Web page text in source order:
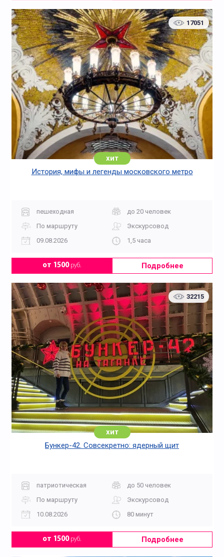
17051
хит
История, мифы и легенды московского метро
пешеходная
до 20 человек
По маршруту
Экскурсовод
09.08.2026
1,5 часа
от 1500руб. Подробнее
32215
хит
Бункер-42. Совсекретно: ядерный щит
патриотическая
до 50 человек
По маршруту
Экскурсовод
10.08.2026
80 минут
от 1500руб. Подробнее